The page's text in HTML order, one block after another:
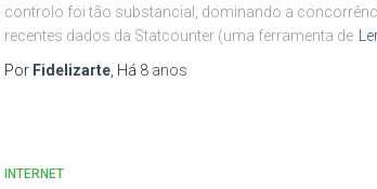
controlo foi tão substancial, dominando a
recentes dados da Statcounter (uma ferramenta de
Por Fidelizarte , Há 8 anos
INTERNET